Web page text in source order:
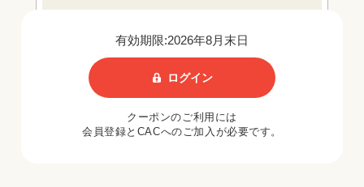
有効期限:2026年8月末日
ログイン
クーポンのご利用には
会員登録とCACへのご加入が必要です。